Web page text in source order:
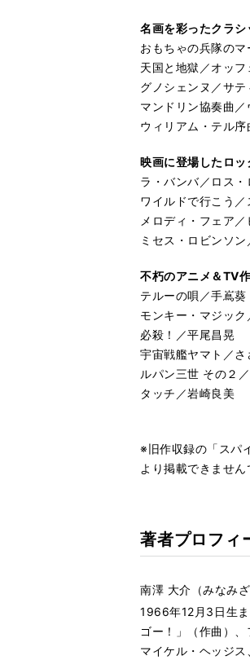
名画を彩ったクラシ
おもちゃの兵隊の
天国と地獄／オッフ
グノシェンヌ／サテ
マンドリン協奏曲／
ウィリアム・テル序
映画に登場したロ
ラ・バンバ／ロス・
ワイルドで行こう
メロディ・フェア
ミセス・ロビンソ
不朽のアニメ＆TV
テルーの唄／手嶌葵
モンキー・マジッ
必殺！／平尾昌晃
宇宙戦艦ヤマト／さ
ルパン三世 その２
タッチ／岩崎良美
※旧作収録の「スパ
より掲載できません
著者プロフィ
南澤 大介（みなみ
1966年12月3日生
ゴー！」（作曲）
マイケル・ヘッジ